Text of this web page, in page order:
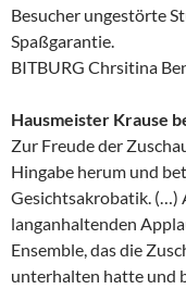
Besucher ungestörte
Spaßgarantie.
BITBURG Chrsitina
Hausmeister Krause
Zur Freude der
Hingabe herum und
Gesichtsakrobatik. (…)
langanhaltenden
Ensemble, das die
unterhalten hatte und